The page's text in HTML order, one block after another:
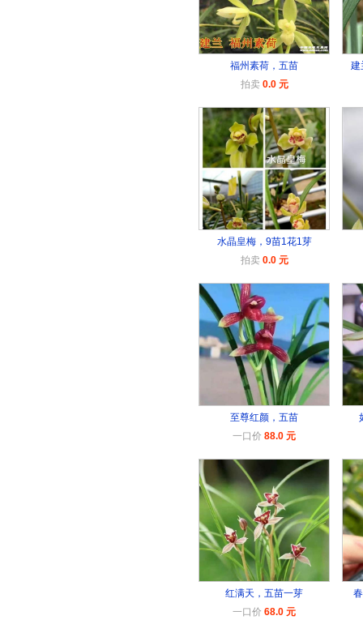
福州素荷，五苗
拍卖 0.0 元
建
水晶皇梅，9苗1花1芽
拍卖 0.0 元
至尊红颜，五苗
一口价 88.0 元
红满天，五苗一芽
一口价 68.0 元